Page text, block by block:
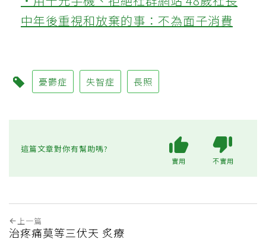
中年後重視和放棄的事：不為面子消費
憂鬱症 失智症 長照
這篇文章對你有幫助嗎?
實用 不實用
上一篇
治疼痛莫等三伏天 炙療